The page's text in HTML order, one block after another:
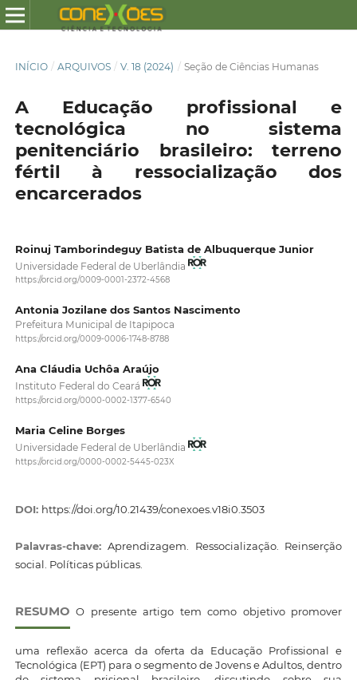
INÍCIO / ARQUIVOS / V. 18 (2024) / Seção de Ciências Humanas
A Educação profissional e
tecnológica no sistema
penitenciário brasileiro: terreno
fértil à ressocialização dos
encarcerados
Roinuj Tamborindeguy Batista de Albuquerque Junior
Universidade Federal de Uberlândia
https://orcid.org/0009-0001-2372-4568
Antonia Jozilane dos Santos Nascimento
Prefeitura Municipal de Itapipoca
https://orcid.org/0009-0006-1748-8788
Ana Cláudia Uchôa Araújo
Instituto Federal do Ceará
https://orcid.org/0000-0002-1377-6540
Maria Celine Borges
Universidade Federal de Uberlândia
https://orcid.org/0000-0002-5445-023X
DOI: https://doi.org/10.21439/conexoes.v18i0.3503
Palavras-chave:Aprendizagem. Ressocialização. Reinserção
social. Políticas públicas.
RESUMO O presente artigo tem como objetivo promover
uma reflexão acerca da oferta da Educação Profissional e
Tecnológica (EPT) para o segmento de Jovens e Adultos, dentro